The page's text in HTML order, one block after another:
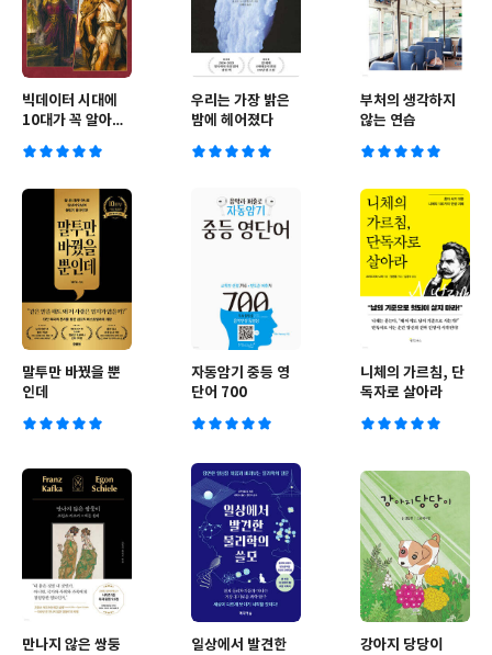
빅데이터 시대에
10대가 꼭 알아야
우리는 가장 밝은
밤에 헤어졌다
부처의 생각하지
않는 연습
말투만 바꿨을 뿐
인데
자동암기 중등 영
단어 700
니체의 가르침, 단
독자로 살아라
만나지 않은 쌍둥
일상에서 발견한
강아지 당당이